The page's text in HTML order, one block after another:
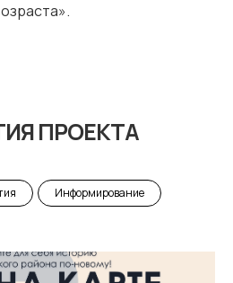
ПРОЕКТА
Информирование